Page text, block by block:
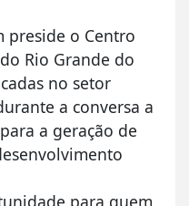
preside o Centro
Rio Grande do
no setor
a conversa a
a geração de
para quem